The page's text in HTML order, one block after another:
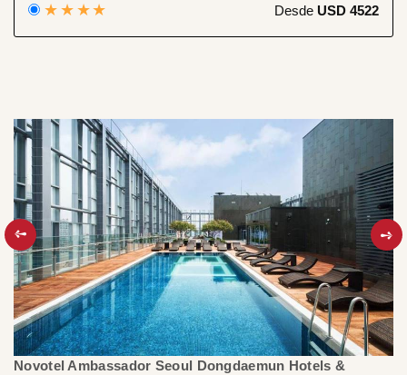
★★★★ Desde USD 4522
Novotel Ambassador Seoul Dongdaemun Hotels &